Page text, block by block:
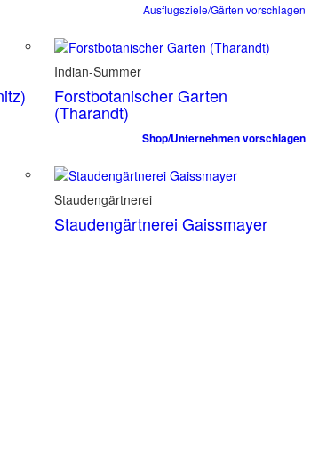
Ausflugsziele/Gärten vorschlagen
Indian-Summer
Forstbotanischer Garten
(Tharandt)
Shop/Unternehmen vorschlagen
Staudengärtnerei
Staudengärtnerei Gaissmayer